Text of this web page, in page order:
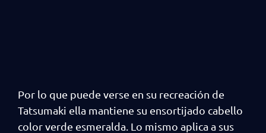
Por lo que puede verse en su recreación de
Tatsumaki ella mantiene su ensortijado cabello
color verde esmeralda. Lo mismo aplica a sus